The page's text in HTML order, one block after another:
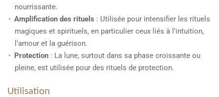
nourrissante.
Amplification des rituels : Utilisée pour intensifier les rituels
magiques et spirituels, en particulier ceux liés à l'intuition,
l'amour et la guérison.
Protection : La lune, surtout dans sa phase croissante ou
pleine, est utilisée pour des rituels de protection.
Utilisation